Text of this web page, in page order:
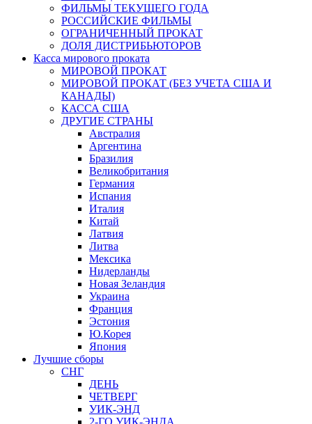
ФИЛЬМЫ ТЕКУЩЕГО ГОДА
РОССИЙСКИЕ ФИЛЬМЫ
ОГРАНИЧЕННЫЙ ПРОКАТ
ДОЛЯ ДИСТРИБЬЮТОРОВ
Касса мирового проката
МИРОВОЙ ПРОКАТ
МИРОВОЙ ПРОКАТ (БЕЗ УЧЕТА США И
КАНАДЫ)
КАССА США
ДРУГИЕ СТРАНЫ
Австралия
Аргентина
Бразилия
Великобритания
Германия
Испания
Италия
Китай
Латвия
Литва
Мексика
Нидерланды
Новая Зеландия
Украина
Франция
Эстония
Ю.Корея
Япония
Лучшие сборы
СНГ
ДЕНЬ
ЧЕТВЕРГ
УИК-ЭНД